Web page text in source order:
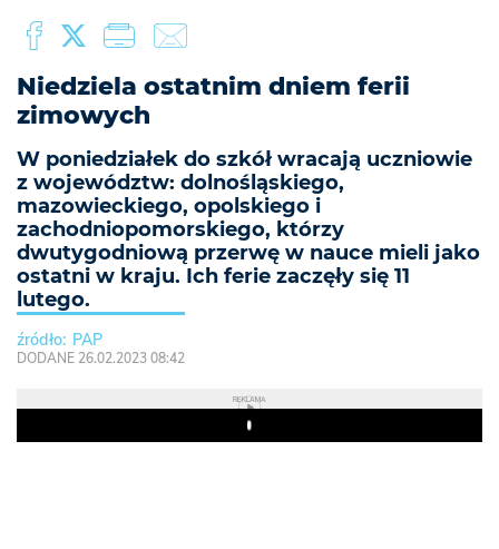
Niedziela ostatnim dniem ferii
zimowych
W poniedziałek do szkół wracają uczniowie
z województw: dolnośląskiego,
mazowieckiego, opolskiego i
zachodniopomorskiego, którzy
dwutygodniową przerwę w nauce mieli jako
ostatni w kraju. Ich ferie zaczęły się 11
lutego.
PAP
DODANE 26.02.2023 08:42
REKLAMA
Play